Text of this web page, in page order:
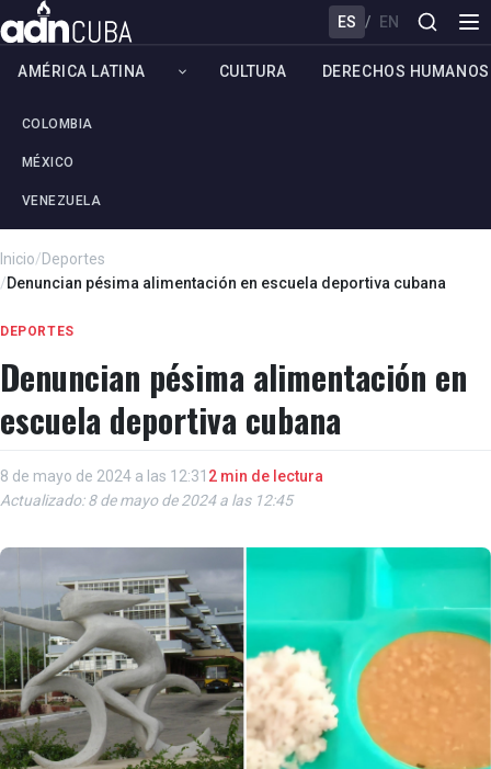
ES / EN
AMÉRICA LATINA
COLOMBIA
MÉXICO
VENEZUELA
CULTURA DERECHOS HUMANOS
Inicio/Deportes
/Denuncian pésima alimentación en escuela deportiva cubana
DEPORTES
Denuncian pésima alimentación en
escuela deportiva cubana
8 de mayo de 2024 a las 12:31 2 min de lectura
Actualizado: 8 de mayo de 2024 a las 12:45